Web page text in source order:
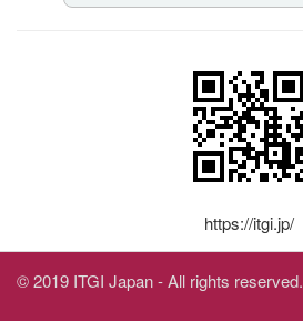
https://itgi.jp/
© 2019 ITGI Japan - All rights reserved.